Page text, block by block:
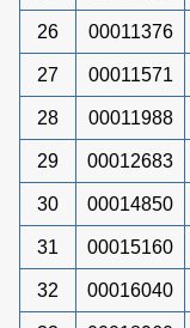
26 00011376
27 00011571
28 00011988
29 00012683
30 00014850
31 00015160
32 00016040